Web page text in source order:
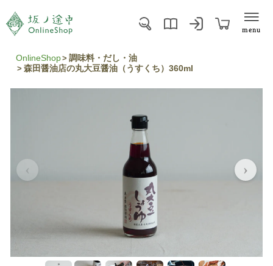
menu
OnlineShop
調味料・だし・油
森田醤油店の丸大豆醤油（うすくち）360ml